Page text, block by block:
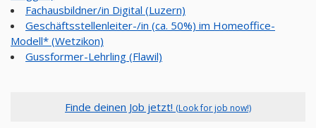
Fachausbildner/in Digital (Luzern)
Geschäftsstellenleiter-/in (ca. 50%) im Homeoffice-
Modell* (Wetzikon)
Gussformer-Lehrling (Flawil)
Finde deinen Job jetzt! (Look for job now!)